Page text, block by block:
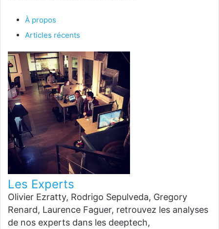
À propos
Articles récents
Les Experts
Olivier Ezratty, Rodrigo Sepulveda, Gregory
Renard, Laurence Faguer, retrouvez les analyses
de nos experts dans les deeptech,